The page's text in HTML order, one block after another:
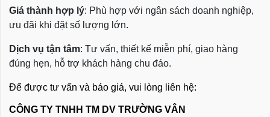
Giá thành hợp lý: Phù hợp với ngân sách doanh nghiệp,
ưu đãi khi đặt số lượng lớn.
Dịch vụ tận tâm: Tư vấn, thiết kế miễn phí, giao hàng
đúng hẹn, hỗ trợ khách hàng chu đáo.
Để được tư vấn và báo giá, vui lòng liên hệ:
CÔNG TY TNHH TM DV TRƯỜNG VÂN